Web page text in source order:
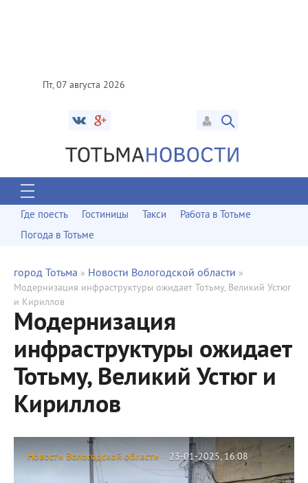
Пт, 07 августа 2026
Где поесть Гостиницы Такси
Работа в Тотьме
Погода в Тотьме
город Тотьма » Новости Вологодской области »
Модернизация инфраструктуры ожидает Тотьму, Великий Устюг
и Кириллов
Модернизация
инфраструктуры ожидает
Тотьму, Великий Устюг и
Кириллов
Новости Вологодской области 23-01-2025, 16:08